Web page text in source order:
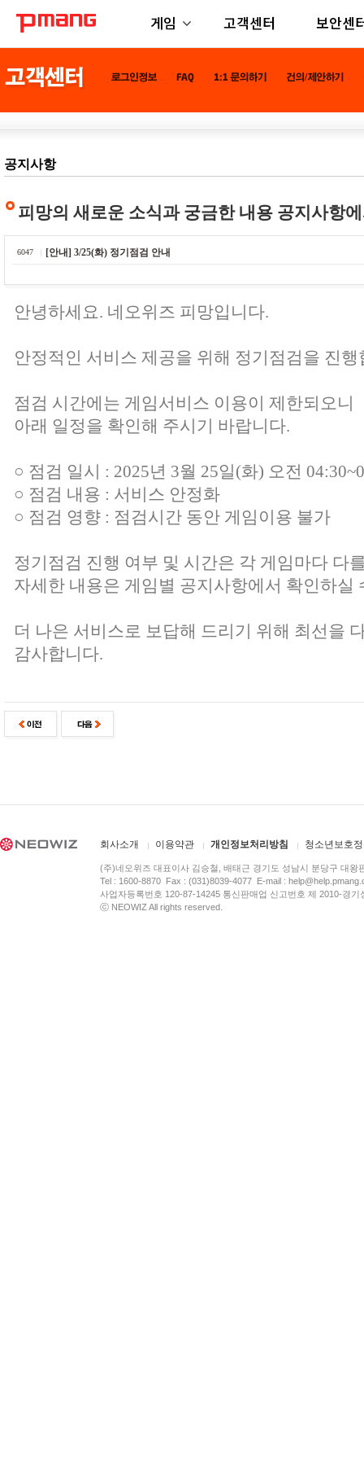
게임 고객센터 보안센
공지사항
피망의 새로운 소식과 궁금한 내용 공지사항
6047 [안내] 3/25(화) 정기점검 안내
안녕하세요. 네오위즈 피망입니다.
안정적인 서비스 제공을 위해 정기점검을 진행
점검 시간에는 게임서비스 이용이 제한되오니
아래 일정을 확인해 주시기 바랍니다.
○ 점검 일시 : 2025년 3월 25일(화) 오전
○ 점검 내용 : 서비스 안정화
○ 점검 영향 : 점검시간 동안 게임이용 불가
정기점검 진행 여부 및 시간은 각 게임마다 다
자세한 내용은 게임별 공지사항에서 확인하실
더 나은 서비스로 보답해 드리기 위해 최선을
감사합니다.
회사소개 이용약관 개인정보처리방침 청소년보호
(주)네오위즈 대표이사 김승철, 배태근 경기도 성남시 분당구 대왕
Tel : 1600-8870 Fax : (031)8039-4077 E-mail :
사업자등록번호 120-87-14245 통신판매업 신고번호 제 2010-경
ⓒ NEOWIZ All rights reserved.